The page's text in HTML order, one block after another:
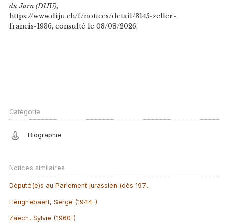
du Jura (DIJU),
https://www.diju.ch/f/notices/detail/3145-zeller-
francis-1936, consulté le 08/08/2026.
Catégorie
Biographie
Notices similaires
Député(e)s au Parlement jurassien (dès 197...
Heughebaert, Serge (1944-)
Zaech, Sylvie (1960-)